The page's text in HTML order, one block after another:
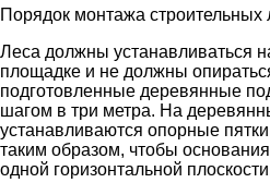
Порядок монтажа строительных
Леса должны устанавливаться
площадке и не должны
подготовленные деревянные
шагом в три метра. На
устанавливаются опорные
таким образом, чтобы
одной горизонтальной